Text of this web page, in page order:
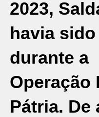
2023,
havia
durante a
Operação
Pátria. De